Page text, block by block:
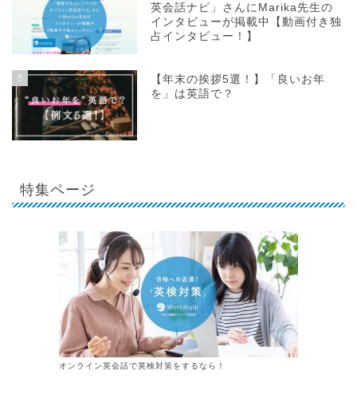
英会話ナビ」さんにMarika先生の
インタビューが掲載中【動画付き独
占インタビュー！】
5
【年末の挨拶5選！】「良いお年
を」は英語で？
特集ページ
オンライン英会話で英検対策をするなら！